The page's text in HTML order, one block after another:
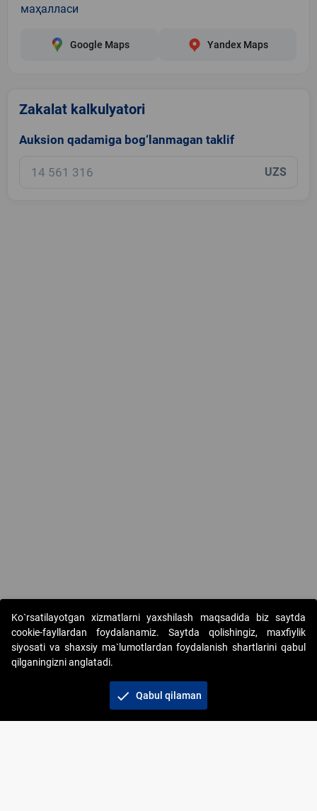
маҳалласи
Google Maps Yandex Maps
Zakalat kalkulyatori
Auksion qadamiga bog‘lanmagan taklif
UZS
Copyright © 2017-2026. "Elektron onlayn-auksionlarni
tashkil etish" AJ. Barcha huquqlar himoyalangan
Ko`rsatilayotgan xizmatlarni yaxshilash maqsadida biz saytda
cookie-fayllardan foydalanamiz. Saytda qolishingiz, maxfiylik
siyosati va shaxsiy ma`lumotlardan foydalanish shartlarini qabul
qilganingizni anglatadi.
check Qabul qilaman